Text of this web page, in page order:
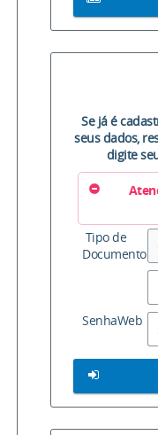
Se já é
seus dados,
digite
Tipo de
Documento
SenhaWeb